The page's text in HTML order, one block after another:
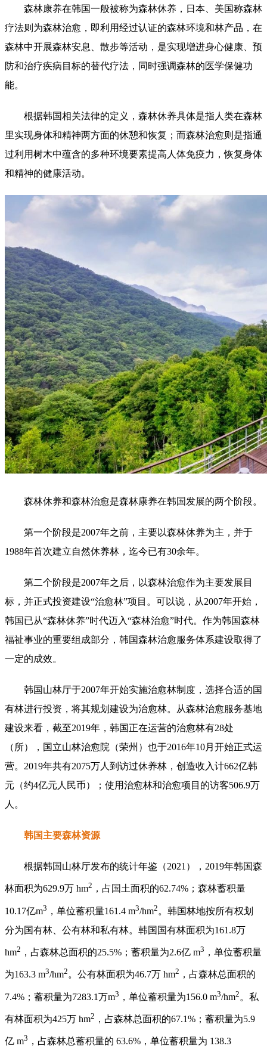
森林康养在韩国一般被称为森林休养，日本、美国称森林
疗法则为森林治愈，即利用经过认证的森林环境和林产品，在
森林中开展森林安息、散步等活动，是实现增进身心健康、预
防和治疗疾病目标的替代疗法，同时强调森林的医学保健功
能。
根据韩国相关法律的定义，森林休养具体是指人类在森林
里实现身体和精神两方面的休憩和恢复；而森林治愈则是指通
过利用树木中蕴含的多种环境要素提高人体免疫力，恢复身体
和精神的健康活动。
森林休养和森林治愈是森林康养在韩国发展的两个阶段。
第一个阶段是2007年之前，主要以森林休养为主，并于
1988年首次建立自然休养林，迄今已有30余年。
第二个阶段是2007年之后，以森林治愈作为主要发展目
标，并正式投资建设“治愈林”项目。可以说，从2007年开始，
韩国已从“森林休养”时代迈入“森林治愈”时代。作为韩国森林
福祉事业的重要组成部分，韩国森林治愈服务体系建设取得了
一定的成效。
韩国山林厅于2007年开始实施治愈林制度，选择合适的国
有林进行投资，将其规划建设为治愈林。从森林治愈服务基地
建设来看，截至2019年，韩国正在运营的治愈林有28处
（所），国立山林治愈院（荣州）也于2016年10月开始正式运
营。2019年共有2075万人到访过休养林，创造收入计662亿韩
元（约4亿元人民币）；使用治愈林和治愈项目的访客506.9万
人。
韩国主要森林资源
根据韩国山林厅发布的统计年鉴（2021），2019年韩国森
林面积为629.9万 hm2 ，占国土面积的62.74%；森林蓄积量
10.17亿m3 ，单位蓄积量161.4 m3/hm2 。韩国林地按所有权划
分为国有林、公有林和私有林。韩国国有林面积为161.8万
hm2 ，占森林总面积的25.5%；蓄积量为2.6亿 m3 ，单位蓄积量
为163.3 m3/hm2。公有林面积为46.7万 hm2 ，占森林总面积的
7.4%；蓄积量为7283.1万m3 ，单位蓄积量为156.0 m3/hm2 。私
有林面积为425万 hm2 ，占森林总面积的67.1%；蓄积量为5.9
亿 m3 ，占森林总蓄积量的 63.6%，单位蓄积量为 138.3